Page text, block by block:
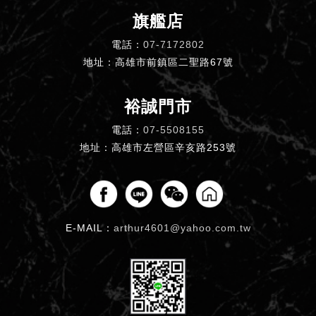
旗艦店
電話： 07-7172802
地址：高雄市前鎮區二聖路67號
裕誠門市
電話： 07-5508155
地址：高雄市左營區辛亥路253號
E-MAIL： arthur4601@yahoo.com.tw